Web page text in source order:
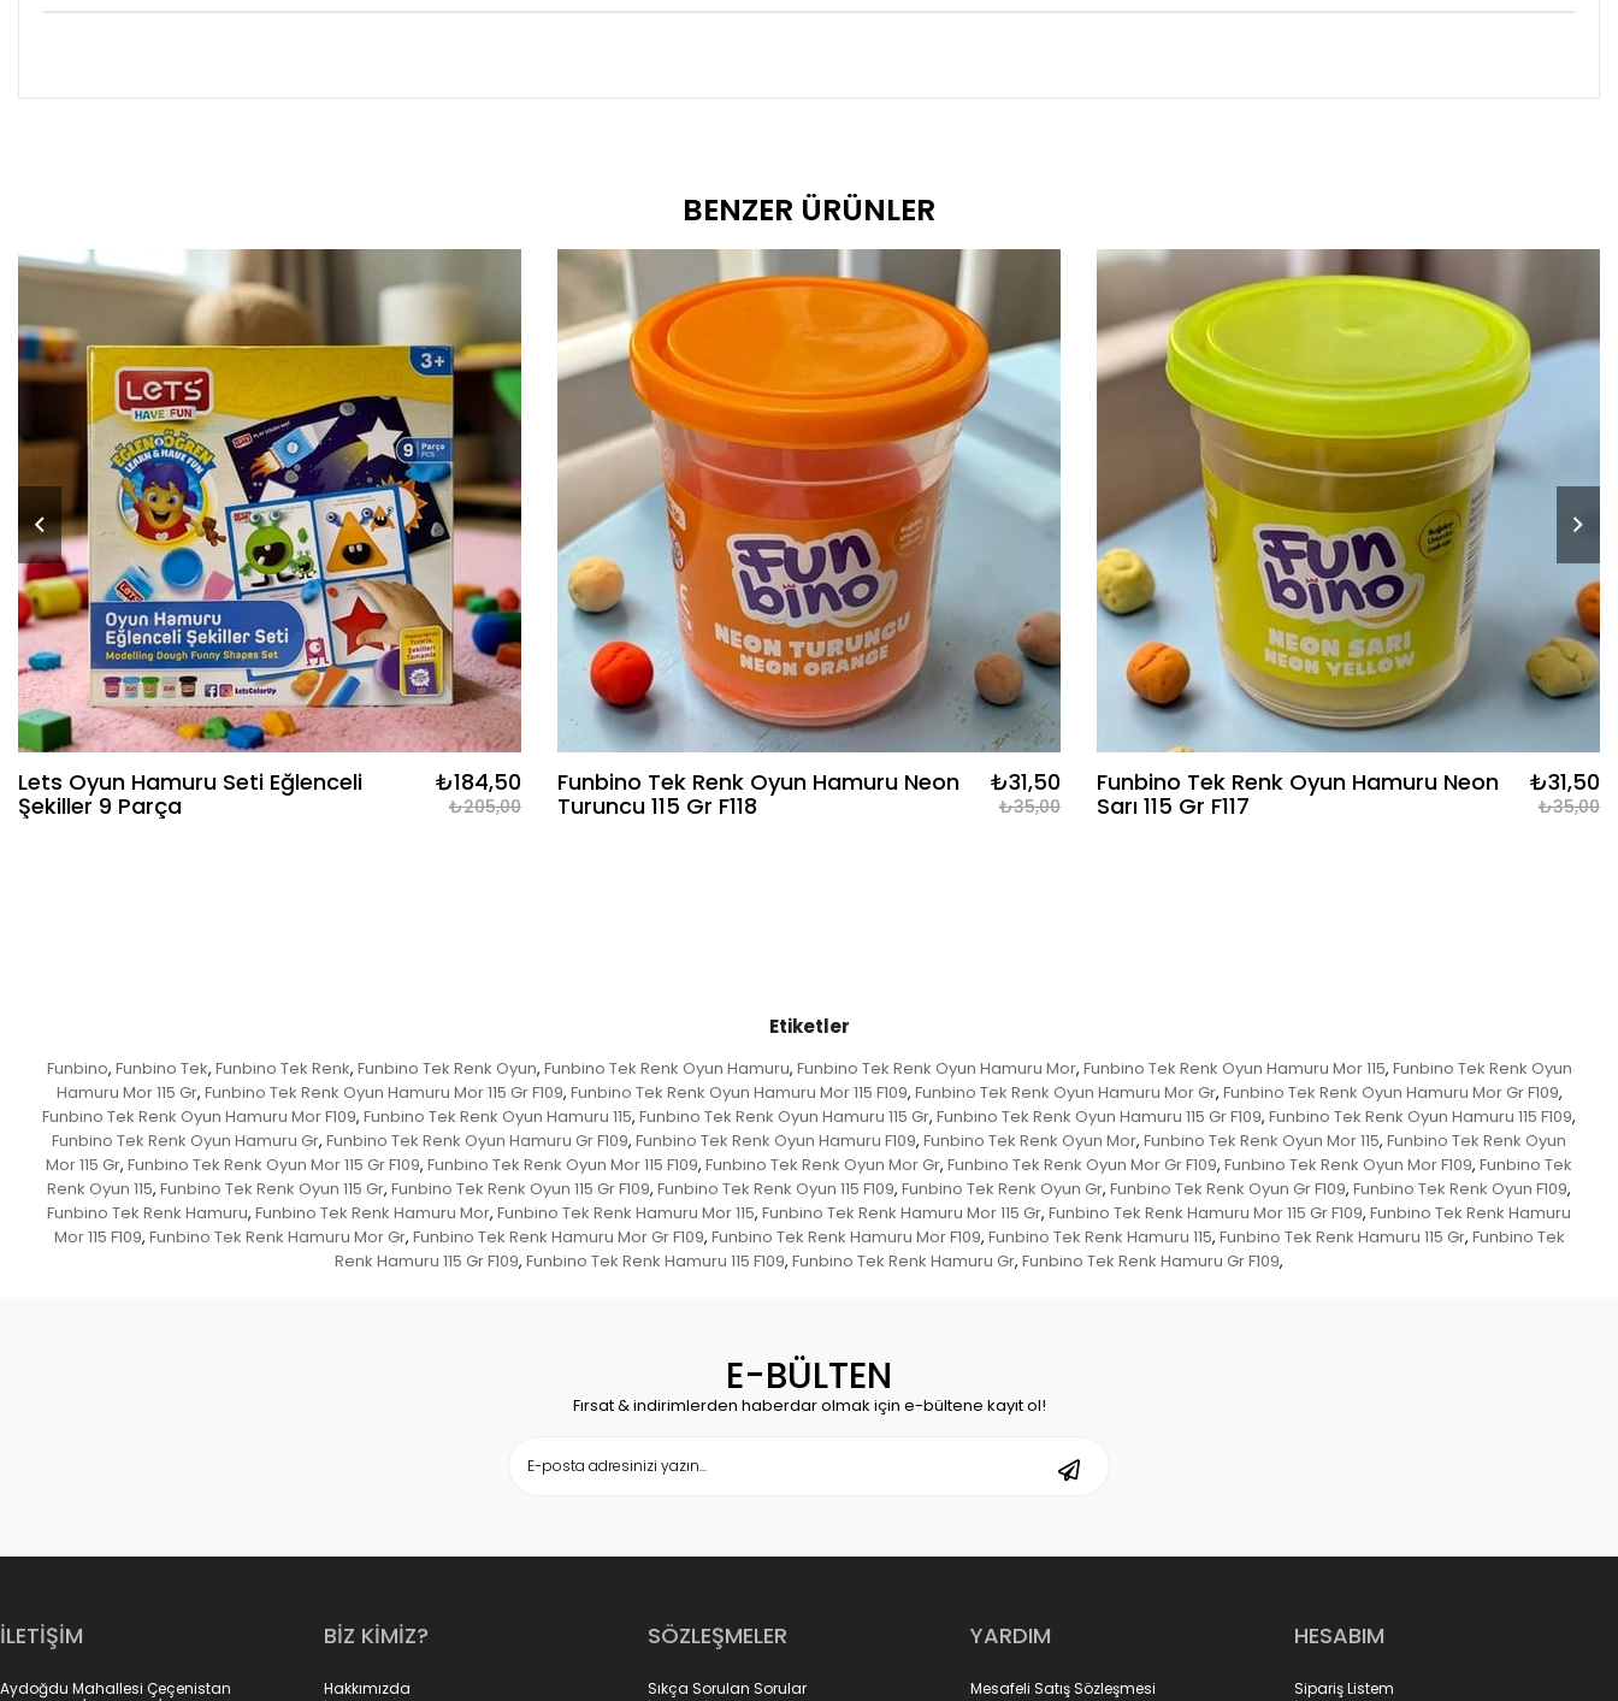
BENZER ÜRÜNLER
Lets Oyun Hamuru Seti Eğlenceli
Şekiller 9 Parça
₺184,50
₺205,00
Funbino Tek Renk Oyun Hamuru Neon
Turuncu 115 Gr F118
₺31,50
₺35,00
Funbino Tek Renk Oyun Hamuru Neon
Sarı 115 Gr F117
₺31,50
₺35,00
Etiketler
Funbino, Funbino Tek, Funbino Tek Renk, Funbino Tek Renk Oyun, Funbino Tek Renk Oyun Hamuru, Funbino Tek Renk Oyun Hamuru Mor, Funbino Tek Renk Oyun Hamuru Mor 115, Funbino Tek Renk Oyun
Hamuru Mor 115 Gr, Funbino Tek Renk Oyun Hamuru Mor 115 Gr F109, Funbino Tek Renk Oyun Hamuru Mor 115 F109, Funbino Tek Renk Oyun Hamuru Mor Gr, Funbino Tek Renk Oyun Hamuru Mor Gr F109,
Funbino Tek Renk Oyun Hamuru Mor F109, Funbino Tek Renk Oyun Hamuru 115, Funbino Tek Renk Oyun Hamuru 115 Gr, Funbino Tek Renk Oyun Hamuru 115 Gr F109, Funbino Tek Renk Oyun Hamuru 115 F109,
Funbino Tek Renk Oyun Hamuru Gr, Funbino Tek Renk Oyun Hamuru Gr F109, Funbino Tek Renk Oyun Hamuru F109, Funbino Tek Renk Oyun Mor, Funbino Tek Renk Oyun Mor 115, Funbino Tek Renk Oyun
Mor 115 Gr, Funbino Tek Renk Oyun Mor 115 Gr F109, Funbino Tek Renk Oyun Mor 115 F109, Funbino Tek Renk Oyun Mor Gr, Funbino Tek Renk Oyun Mor Gr F109, Funbino Tek Renk Oyun Mor F109, Funbino Tek
Renk Oyun 115, Funbino Tek Renk Oyun 115 Gr, Funbino Tek Renk Oyun 115 Gr F109, Funbino Tek Renk Oyun 115 F109, Funbino Tek Renk Oyun Gr, Funbino Tek Renk Oyun Gr F109, Funbino Tek Renk Oyun F109,
Funbino Tek Renk Hamuru, Funbino Tek Renk Hamuru Mor, Funbino Tek Renk Hamuru Mor 115, Funbino Tek Renk Hamuru Mor 115 Gr, Funbino Tek Renk Hamuru Mor 115 Gr F109, Funbino Tek Renk Hamuru
Mor 115 F109, Funbino Tek Renk Hamuru Mor Gr, Funbino Tek Renk Hamuru Mor Gr F109, Funbino Tek Renk Hamuru Mor F109, Funbino Tek Renk Hamuru 115, Funbino Tek Renk Hamuru 115 Gr, Funbino Tek
Renk Hamuru 115 Gr F109, Funbino Tek Renk Hamuru 115 F109, Funbino Tek Renk Hamuru Gr, Funbino Tek Renk Hamuru Gr F109,
E-BÜLTEN
Fırsat & indirimlerden haberdar olmak için e-bültene kayıt ol!
İLETİŞİM
Aydoğdu Mahallesi Çeçenistan
BİZ KİMİZ?
Hakkımızda
SÖZLEŞMELER
Sıkça Sorulan Sorular
YARDIM
Mesafeli Satış Sözleşmesi
HESABIM
Sipariş Listem